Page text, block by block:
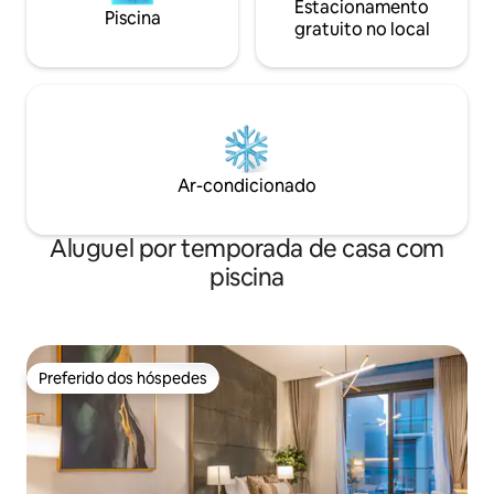
Piscina
Estacionamento
gratuito no local
Ar-condicionado
Aluguel por temporada de casa com
piscina
Preferido dos hóspedes
Preferido dos hóspedes